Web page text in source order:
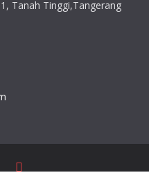
Tanah Tinggi,Tangerang